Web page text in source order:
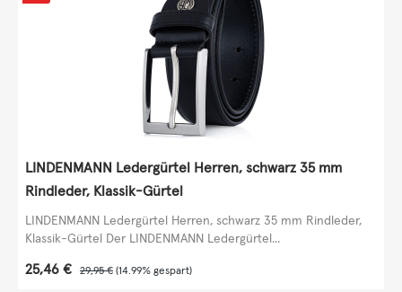
LINDENMANN Ledergürtel Herren, schwarz 35 mm
Rindleder, Klassik-Gürtel
LINDENMANN Ledergürtel Herren, schwarz 35 mm Rindleder,
Klassik-Gürtel Der LINDENMANN Ledergürtel...
Verkaufspreis:
25,46 € Regulärer Preis:
29,95 € (14.99% gespart)